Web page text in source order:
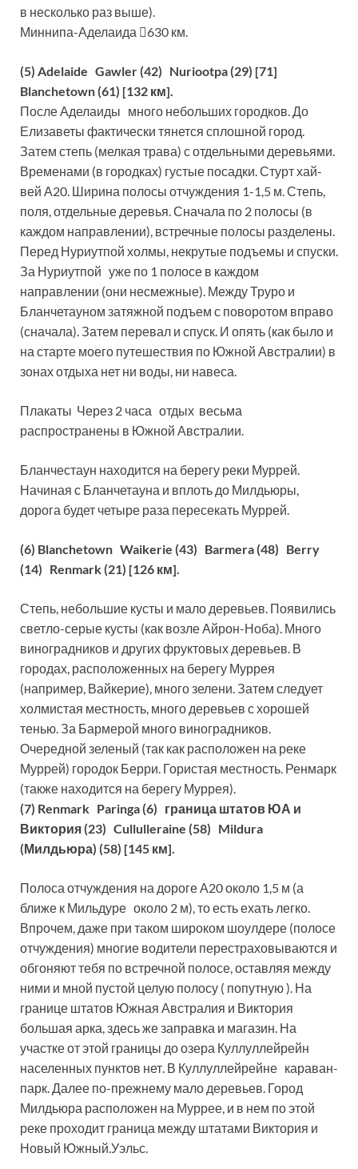
в несколько раз выше).
Миннипа-Аделаида 630 км.
(5) Adelaide Gawler (42) Nuriootpa (29) [71]
Blanchetown (61) [132 км].
После Аделаиды много небольших городков. До
Елизаветы фактически тянется сплошной город.
Затем степь (мелкая трава) с отдельными деревьями.
Временами (в городках) густые посадки. Стурт хай-
вей А20. Ширина полосы отчуждения 1-1,5 м. Степь,
поля, отдельные деревья. Сначала по 2 полосы (в
каждом направлении), встречные полосы разделены.
Перед Нуриутпой холмы, некрутые подъемы и спуски.
За Нуриутпой уже по 1 полосе в каждом
направлении (они несмежные). Между Труро и
Бланчетауном затяжной подъем с поворотом вправо
(сначала). Затем перевал и спуск. И опять (как было и
на старте моего путешествия по Южной Австралии) в
зонах отдыха нет ни воды, ни навеса.
Плакаты Через 2 часа отдых весьма
распространены в Южной Австралии.
Бланчестаун находится на берегу реки Муррей.
Начиная с Бланчетауна и вплоть до Милдьюры,
дорога будет четыре раза пересекать Муррей.
(6) Blanchetown Waikerie (43) Barmera (48) Berry
(14) Renmark (21) [126 км].
Степь, небольшие кусты и мало деревьев. Появились
светло-серые кусты (как возле Айрон-Ноба). Много
виноградников и других фруктовых деревьев. В
городах, расположенных на берегу Муррея
(например, Вайкерие), много зелени. Затем следует
холмистая местность, много деревьев с хорошей
тенью. За Бармерой много виноградников.
Очередной зеленый (так как расположен на реке
Муррей) городок Берри. Гористая местность. Ренмарк
(также находится на берегу Муррея).
(7) Renmark Paringa (6) граница штатов ЮА и
Виктория (23) Cullulleraine (58) Mildura
(Милдьюра) (58) [145 км].
Полоса отчуждения на дороге А20 около 1,5 м (а
ближе к Мильдуре около 2 м), то есть ехать легко.
Впрочем, даже при таком широком шоулдере (полосе
отчуждения) многие водители перестраховываются и
обгоняют тебя по встречной полосе, оставляя между
ними и мной пустой целую полосу ( попутную ). На
границе штатов Южная Австралия и Виктория
большая арка, здесь же заправка и магазин. На
участке от этой границы до озера Куллуллейрейн
населенных пунктов нет. В Куллуллейрейне караван-
парк. Далее по-прежнему мало деревьев. Город
Милдьюра расположен на Муррее, и в нем по этой
реке проходит граница между штатами Виктория и
Новый Южный.Уэльс.